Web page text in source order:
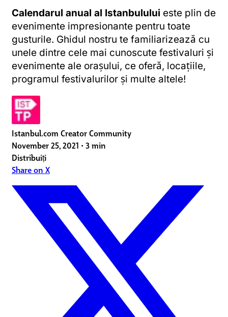
Calendarul anual al Istanbulului este plin de
evenimente impresionante pentru toate
gusturile. Ghidul nostru te familiarizează cu
unele dintre cele mai cunoscute festivaluri și
evenimente ale orașului, ce oferă, locațiile,
programul festivalurilor și multe altele!
Istanbul.com Creator Community
November 25, 2021 • 3 min
Distribuiți
Share on X